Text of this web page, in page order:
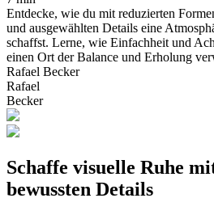
Entdecke, wie du mit reduzierten
und ausgewählten Details eine
schaffst. Lerne, wie Einfachheit und
einen Ort der Balance und Erholung
Rafael Becker
Rafael
Becker
Schaffe visuelle Ruhe
bewussten Details